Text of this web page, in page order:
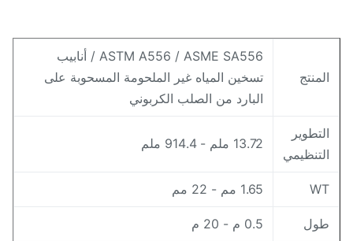
ASTM A556 / ASME SA556 / أنابيب
تسخين المياه غير الملحومة المسحوبة على
البارد من الصلب الكربوني
13.72 ملم - 914.4 ملم